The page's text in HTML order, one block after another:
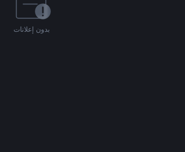
بدون إعلانات